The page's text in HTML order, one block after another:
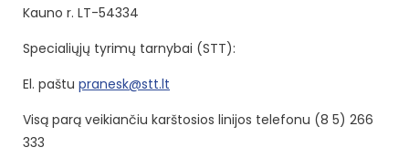
Kauno r. LT-54334
Specialiųjų tyrimų tarnybai (STT):
El. paštu pranesk@stt.lt
Visą parą veikiančiu karštosios linijos telefonu (8 5) 266
333